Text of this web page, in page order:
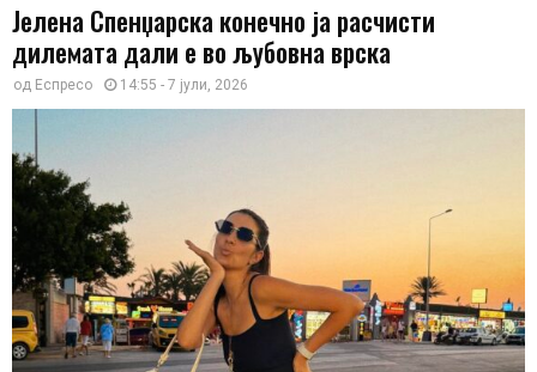
Јелена Спенџарска конечно ја расчисти
дилемата дали е во љубовна врска
од Еспресо 14:55 - 7 јули, 2026